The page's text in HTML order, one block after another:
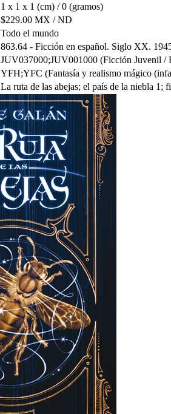
1 x 1 x 1 (cm) / 0 (gramos)
$229.00 MX / ND
Todo el mundo
863.64 - Ficción en español. Siglo XX.
JUV037000;JUV001000 (Ficción Juvenil /
YFH;YFC (Fantasía y realismo mágico
La ruta de las abejas; el país de la niebla